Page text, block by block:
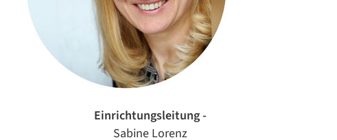
Einrichtungsleitung -
Sabine Lorenz